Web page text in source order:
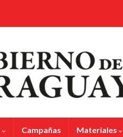
Campañas Materiales